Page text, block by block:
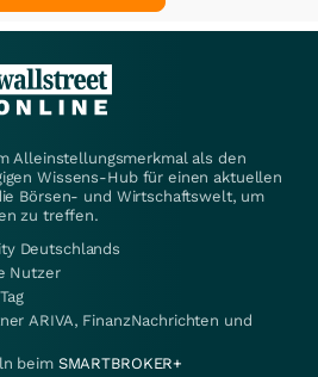
Alleinstellungsmerkmal als den
Wissens-Hub für einen aktuellen
Börsen- und Wirtschaftswelt, um
zu treffen.
Deutschlands
Nutzer
ARIVA, FinanzNachrichten und
beim SMARTBROKER+